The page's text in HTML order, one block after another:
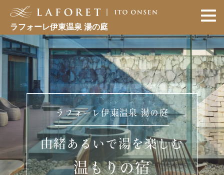
ラフォーレ伊東温泉 湯の庭
ラフォーレ伊東温泉 湯の庭
由緒あるいで湯を楽しむ
温もりの宿